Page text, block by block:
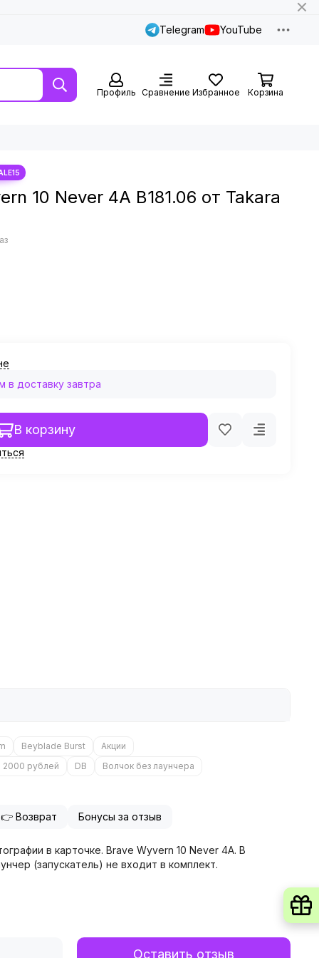
Telegram YouTube
Профиль Сравнение Избранное Корзина
10 Never 4A B181.06 от Takara
доставку завтра
В корзину
Beyblade Burst
Акции
2000 рублей
DB Волчок без лаунчера
👉 Возврат Бонусы за отзыв
в карточке. Brave Wyvern 10 Never 4A. В
(запускатель) не входит в комплект.
Оставить отзыв